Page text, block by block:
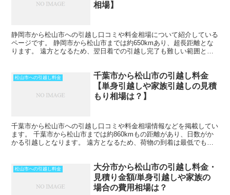
相場】
静岡市から松山市への引越し口コミや料金相場について紹介している
ページです。 静岡市から松山市までは約650kmあり、超長距離とな
ります。 遠方となるため、翌日着での引越し完了も難しい範囲とな
松山市への引越し料金
千葉市から松山市の引越し料金
【単身引越しや家族引越しの見積
もり相場は？】
千葉市から松山市への引越し口コミや料金相場情報などを掲載してい
ます。 千葉市から松山市までは約860kmもの距離があり、日数がか
かる引越しとなります。 遠方となるため、荷物の到着は最低でも中
松山市への引越し料金
大分市から松山市の引越し料金・
見積り金額/単身引越しや家族の
場合の費用相場は？